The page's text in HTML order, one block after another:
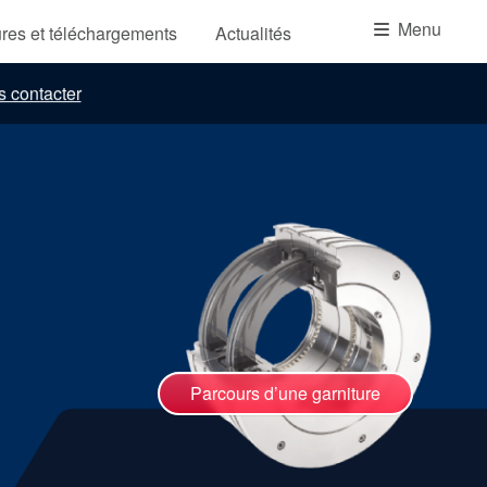
et téléchargements Actualités Menu
contacter
Parcours d’une garniture